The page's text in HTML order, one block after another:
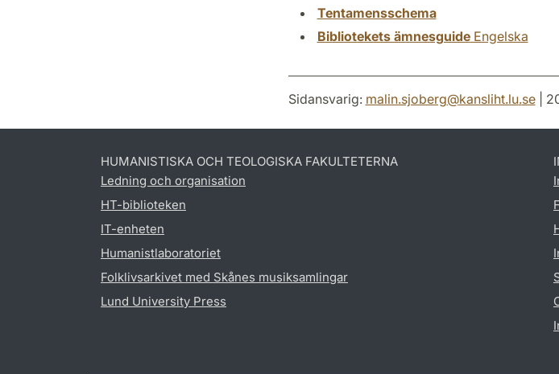
Tentamensschema
Bibliotekets ämnesguideEngelska
Sidansvarig: malin.sjoberg@kansliht.lu.se|
HUMANISTISKA OCH TEOLOGISKA FAKULTETERNA
Ledning och organisation
HT-biblioteken
IT-enheten
Humanistlaboratoriet
Folklivsarkivet med Skånes musiksamlingar
Lund University Press